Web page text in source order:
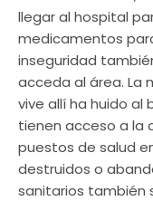
llegar al hospital
medicamentos
inseguridad
acceda al área. La
vive allí ha huido al
tienen acceso a la
puestos de salud
destruidos o
sanitarios también